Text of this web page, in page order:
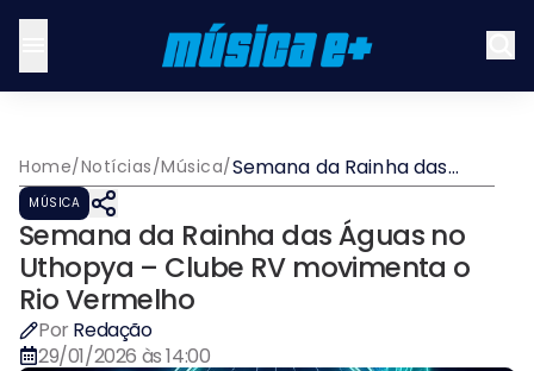
Home/Notícias/Música/Semana da Rainha das
Águas no Uthopya – Clube
RV movimenta o Rio
Vermelho
MÚSICA
Semana da Rainha das Águas no
Uthopya – Clube RV movimenta o
Rio Vermelho
Por Redação
29/01/2026 às 14:00